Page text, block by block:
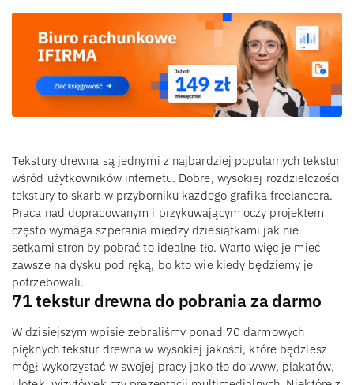
Tekstury drewna są jednymi z najbardziej popularnych tekstur
wśród użytkowników internetu. Dobre, wysokiej rozdzielczości
tekstury to skarb w przyborniku każdego grafika freelancera.
Praca nad dopracowanym i przykuwającym oczy projektem
często wymaga szperania między dziesiątkami jak nie
setkami stron by pobrać to idealne tło. Warto więc je mieć
zawsze na dysku pod ręką, bo kto wie kiedy będziemy je
potrzebowali.
71 tekstur drewna do pobrania za darmo
W dzisiejszym wpisie zebraliśmy ponad 70 darmowych
pięknych tekstur drewna w wysokiej jakości, które będziesz
mógł wykorzystać w swojej pracy jako tło do www, plakatów,